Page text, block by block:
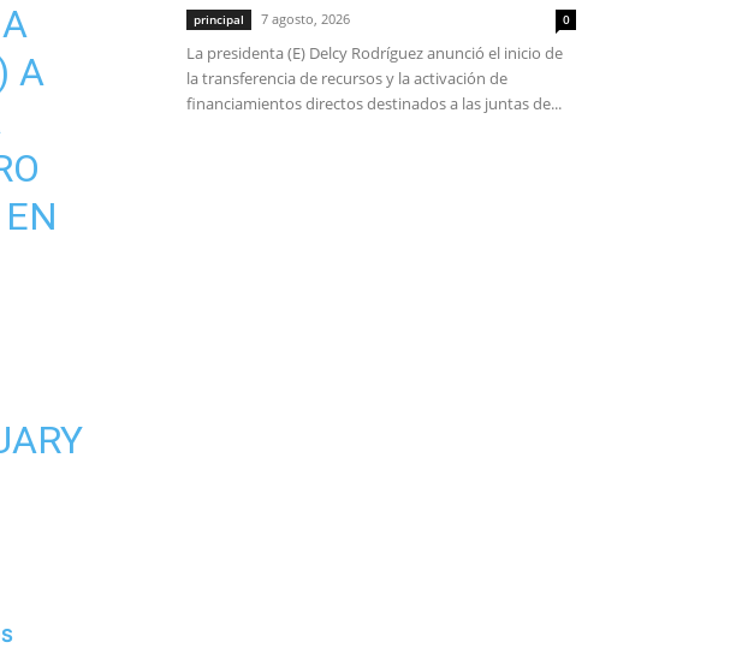
A
principal 7 agosto, 2026 0
La presidenta (E) Delcy Rodríguez anunció el inicio de
la transferencia de recursos y la activación de
financiamientos directos destinados a las juntas de...